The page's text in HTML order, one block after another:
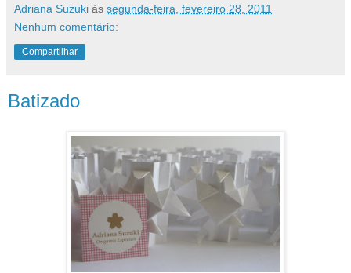
Adriana Suzuki às segunda-feira, fevereiro 28, 2011
Nenhum comentário:
Compartilhar
Batizado